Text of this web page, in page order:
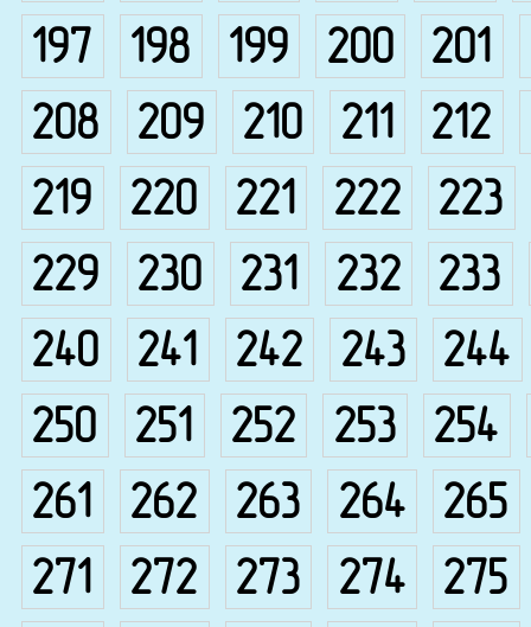
197
198 199 200 201
208
209 210 211 212
219
220 221 222
223
229
230 231 232
233
240
241 242 243
244
250
251 252 253
254
261
262 263 264
265
271
272 273 274
275